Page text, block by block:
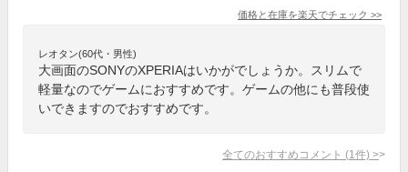
価格と在庫を楽天でチェック >>
レオタン(60代・男性)
大画面のSONYのXPERIAはいかがでしょうか。スリムで
軽量なのでゲームにおすすめです。ゲームの他にも普段使
いできますのでおすすめです。
全てのおすすめコメント (1 件) >